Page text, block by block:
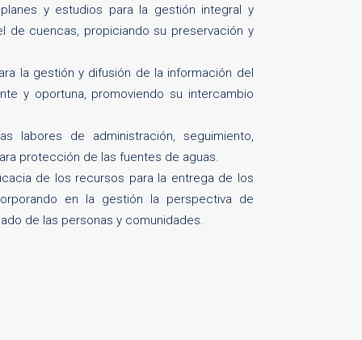
y estudios para la gestión integral y
de cuencas, propiciando su preservación y
la gestión y difusión de la información del
y oportuna, promoviendo su intercambio
labores de administración, seguimiento,
protección de las fuentes de aguas.
de los recursos para la entrega de los
en la gestión la perspectiva de
de las personas y comunidades.